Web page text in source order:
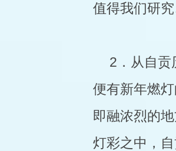
值得我们研
2．从自贡
便有新年燃
即融浓烈的
灯彩之中，自